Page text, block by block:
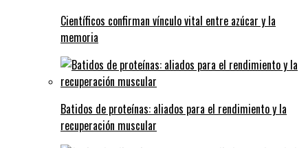
Científicos confirman vínculo vital entre azúcar y la
memoria
Batidos de proteínas: aliados para el rendimiento y la
recuperación muscular